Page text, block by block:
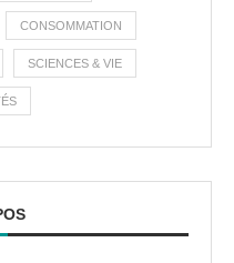
CONSOMMATION
SCIENCES & VIE